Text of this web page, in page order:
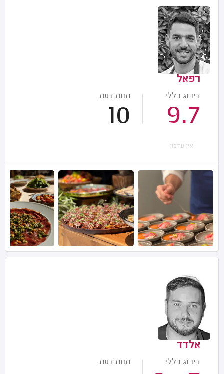
רפאל
דירוג כללי
9.7
חוות דעת
10
אין עדכון
אלדד
דירוג כללי חוות דעת